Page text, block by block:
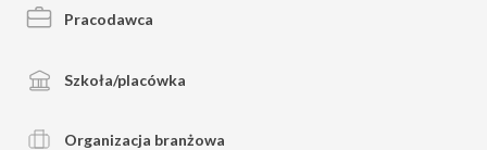
Pracodawca
Szkoła/placówka
Organizacja branżowa